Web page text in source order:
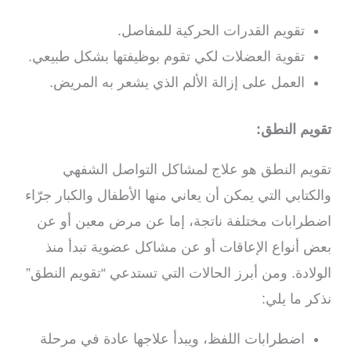
تقويم القدرات الحركية للمفاصل.
تقوية العضلات لكي تقوم بوظيفتها بشكل طبيعي.
العمل على إزالة الألم الذي يشعر به المريض.
تقويم النطق:
تقويم النطق هو علاج لمشاكل التواصل الشفهي
والكتابي التي يمكن أن يعاني منها الأطفال والكبار جرّاء
اضطرابات مختلفة ناتجة، إما عن مرض معين أو عن
بعض أنواع الإعاقات أو عن مشاكل عضوية تبدأ منذ
الولادة. ومن أبرز الحالات التي تستدعي “تقويم النطق”
نذكر ما يلي:
اضطرابات اللفظ، ويبدأ علاجها عادة في مرحلة